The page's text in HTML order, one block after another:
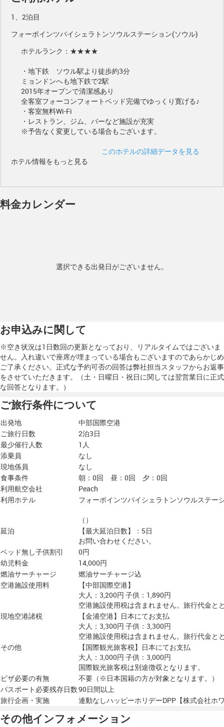
1、2泊目
フォーポインツバイシェラトンソウルステーション(ソウル)
ホテルランク：★★★★
・地下鉄 ソウル駅より徒歩約3分
ミョンドンへも地下鉄で2駅
2015年オープンで清潔感あり
全客室フォーコンフォートベッド完備でゆっくり寛げる♪
・客室無料Wi-Fi
・レストラン、ジム、バーなど施設が充実
※予告なく変更している場合もございます。
このホテルの詳細データを見る
ホテル情報をもっと見る
料金カレンダー
選択できる出発日がございません。
お申込みに関して
※空き状況は1日数回の更新となっており、リアルタイムではございま
せん。入れ違いで座席が埋まっている場合もございますのであらかじめ
ご了承ください。正式な予約可否の回答は弊社担当スタッフからお返事
をさせていただきます。（土・日曜日・祝日に関しては翌営業日に正式
な回答となります。）
ご旅行条件について
出発地
中部国際空港
ご旅行日数
2泊3日
最少催行人数
1人
添乗員
なし
現地係員
なし
食事条件
朝：0回 昼：0回 夕：0回
利用航空会社
Peach
利用ホテル
フォーポインツバイシェラトンソウルステー
（）
延泊
【最大延泊日数】：5日
お問い合わせください。
ベッド無し子供割引
0円
幼児料金
14,000円
燃油サーチャージ
燃油サーチャージ込
空港施設使用料
【中部国際空港】
大人：3,200円 子供：1,890円
空港施設使用税は含まれません。旅行代金と
現地空港諸税
【金浦空港】日本にてお支払
大人：3,300円 子供：3,300円
空港施設使用税は含まれません。旅行代金と
その他
【国際観光旅客税】日本にてお支払
大人：3,000円 子供：3,000円
国際観光旅客税は別途徴収となります。
ビザ必要の有無
不要（※日本国籍の方が対象となります。）
パスポート必要残存日数90日間以上
旅行企画・実施
連動なしハッピーホリデーDPP【株式会社ホ
その他インフォメーション